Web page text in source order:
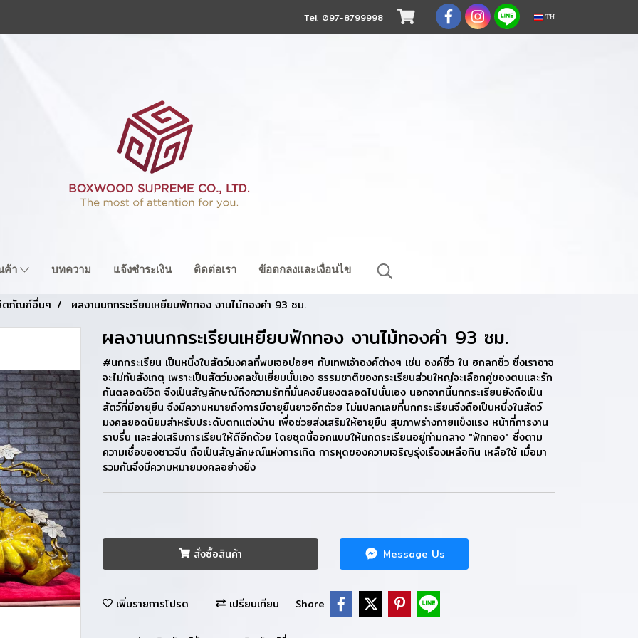
Tel. 097-8799998 TH
ค้า บทความ แจ้งชำระเงิน ติดต่อเรา ข้อตกลงและเงื่อนไข
ตภัณฑ์อื่นๆ ผลงานนกกระเรียนเหยียบฟักทอง งานไม้ทองคำ 93 ซม.
ผลงานนกกระเรียนเหยียบฟักทอง งานไม้ทองคำ 93 ซม.
#นกกระเรียน เป็นหนึ่งในสัตว์มงคลที่พบเจอบ่อยๆ กับเทพเจ้าองค์ต่างๆ เช่น องค์ซื่ว ใน ฮกลกซิ่ว ซึ่งเราอาจ
จะไม่ทันสังเกตุ เพราะเป็นสัตว์มงคลชั้นเยี่ยมนั่นเอง ธรรมชาติของกระเรียนส่วนใหญ่จะเลือกคู่ของตนและรัก
กันตลอดชีวิต จึงเป็นสัญลักษณ์ถึงความรักที่มั่นคงยืนยงตลอดไปนั่นเอง นอกจากนี้นกกระเรียนยังถือเป็น
สัตว์ที่มีอายุยืน จึงมีความหมายถึงการมีอายุยืนยาวอีกด้วย ไม่แปลกเลยที่นกกระเรียนจึงถือเป็นหนึ่งในสัตว์
มงคลยอดนิยมสำหรับประดับตกแต่งบ้าน เพื่อช่วยส่งเสริมให้อายุยืน สุขภาพร่างกายแข็งแรง หน้าที่การงาน
ราบรื่น และส่งเสริมการเรียนให้ดีอีกด้วย โดยชุดนี้ออกแบบให้นกดระเรียนอยู่ท่ามกลาง "ฟักทอง" ซึ่งตาม
ความเชื่อของชาวจีน ถือเป็นสัญลักษณ์แห่งการเกิด การผุดของความเจริญรุ่งเรืองเหลือกิน เหลือใช้ เมื่อมา
รวมกันจึงมีความหมายมงคลอย่างยิ่ง
สั่งซื้อสินค้า Message Us
เพิ่มรายการโปรด เปรียบเทียบ Share